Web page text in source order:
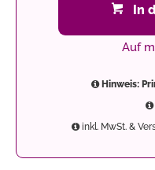
In
Auf
Hinweis:
inkl. MwSt. &